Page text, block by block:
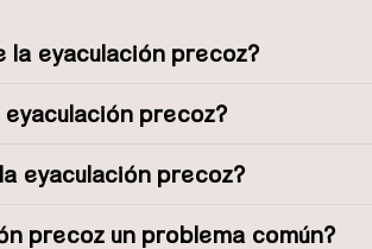
la eyaculación precoz?
eyaculación precoz?
eyaculación precoz?
precoz un problema común?